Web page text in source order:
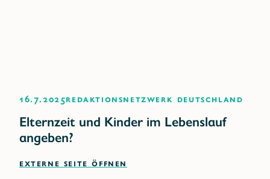
16.7.2025RedaktionsNetzwerk Deutschland
Elternzeit und Kinder im Lebenslauf
angeben?
EXTERNE SEITE ÖFFNEN